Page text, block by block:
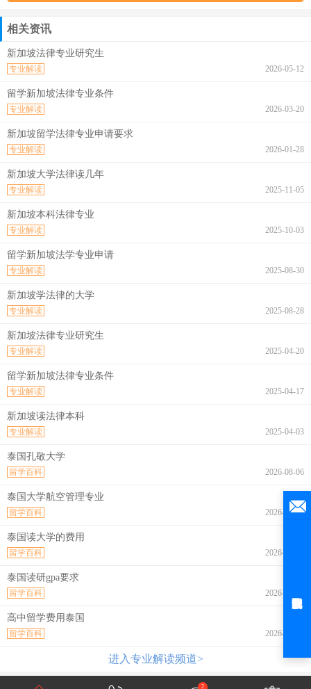
相关资讯
新加坡法律专业研究生
2026-05-12
专业解读
留学新加坡法律专业条件
2026-03-20
专业解读
新加坡留学法律专业申请要求
2026-01-28
专业解读
新加坡大学法律读几年
2025-11-05
专业解读
新加坡本科法律专业
2025-10-03
专业解读
留学新加坡法学专业申请
2025-08-30
专业解读
新加坡学法律的大学
2025-08-28
专业解读
新加坡法律专业研究生
2025-04-20
专业解读
留学新加坡法律专业条件
2025-04-17
专业解读
新加坡读法律本科
2025-04-03
专业解读
泰国孔敬大学
2026-08-06
留学百科
泰国大学航空管理专业
2026-08-06
留学百科
泰国读大学的费用
2026-08-06
留学百科
泰国读研gpa要求
2026-08-06
留学百科
高中留学费用泰国
2026-08-06
留学百科
进入专业解读频道>
2